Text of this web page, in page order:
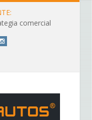
comercial
Instagram